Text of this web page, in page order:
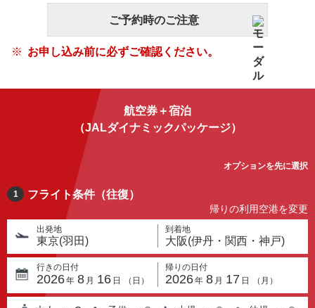
ご予約時のご注意
お申し込み前に必ずご確認ください。
航空券＋宿泊
（JALダイナミックパッケージ）
オプションを先に選択
1 フライト条件（往復）
帰りの利用空港を変更
出発地
東京(羽田)
到着地
大阪(伊丹・関西・神戸)
行きの日付
2026年 8 月 16 日 （ 日 ）
帰りの日付
2026年 8 月 17 日 （ 月 ）